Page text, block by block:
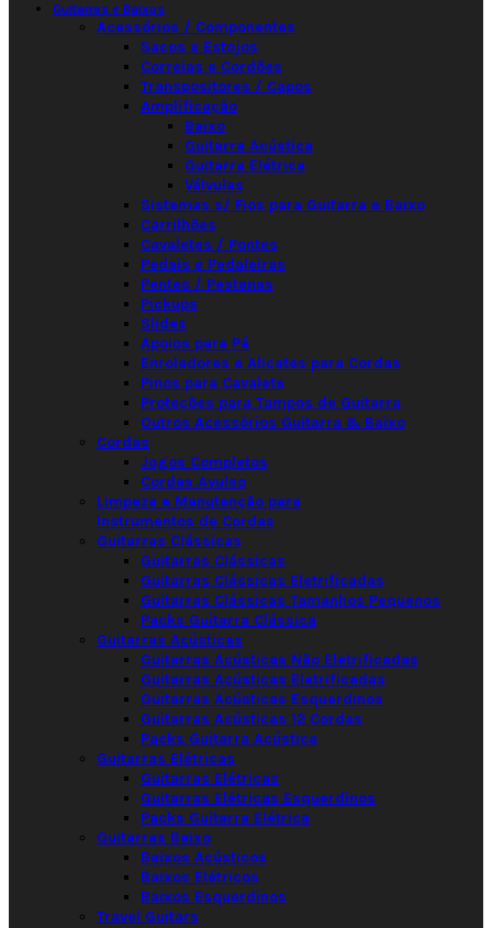
Guitarras e Baixos
Acessórios / Componentes
Sacos e Estojos
Correias e Cordões
Transpositores / Capos
Amplificação
Baixo
Guitarra Acústica
Guitarra Elétrica
Válvulas
Sistemas s/ Fios para Guitarra e Baixo
Carrilhões
Cavaletes / Pontes
Pedais e Pedaleiras
Pentes / Pestanas
Pickups
Slides
Apoios para Pé
Enroladores e Alicates para Cordas
Pinos para Cavalete
Proteções para Tampos de Guitarra
Outros Acessórios Guitarra & Baixo
Cordas
Jogos Completos
Cordas Avulso
Limpeza e Manutenção para
Instrumentos de Cordas
Guitarras Clássicas
Guitarras Clássicas
Guitarras Clássicas Eletrificadas
Guitarras Clássicas Tamanhos Pequenos
Packs Guitarra Clássica
Guitarras Acústicas
Guitarras Acústicas Não Eletrificadas
Guitarras Acústicas Eletrificadas
Guitarras Acústicas Esquerdinos
Guitarras Acústicas 12 Cordas
Packs Guitarra Acústica
Guitarras Elétricas
Guitarras Elétricas
Guitarras Elétricas Esquerdinos
Packs Guitarra Elétrica
Guitarras Baixo
Baixos Acústicos
Baixos Elétricos
Baixos Esquerdinos
Travel Guitars